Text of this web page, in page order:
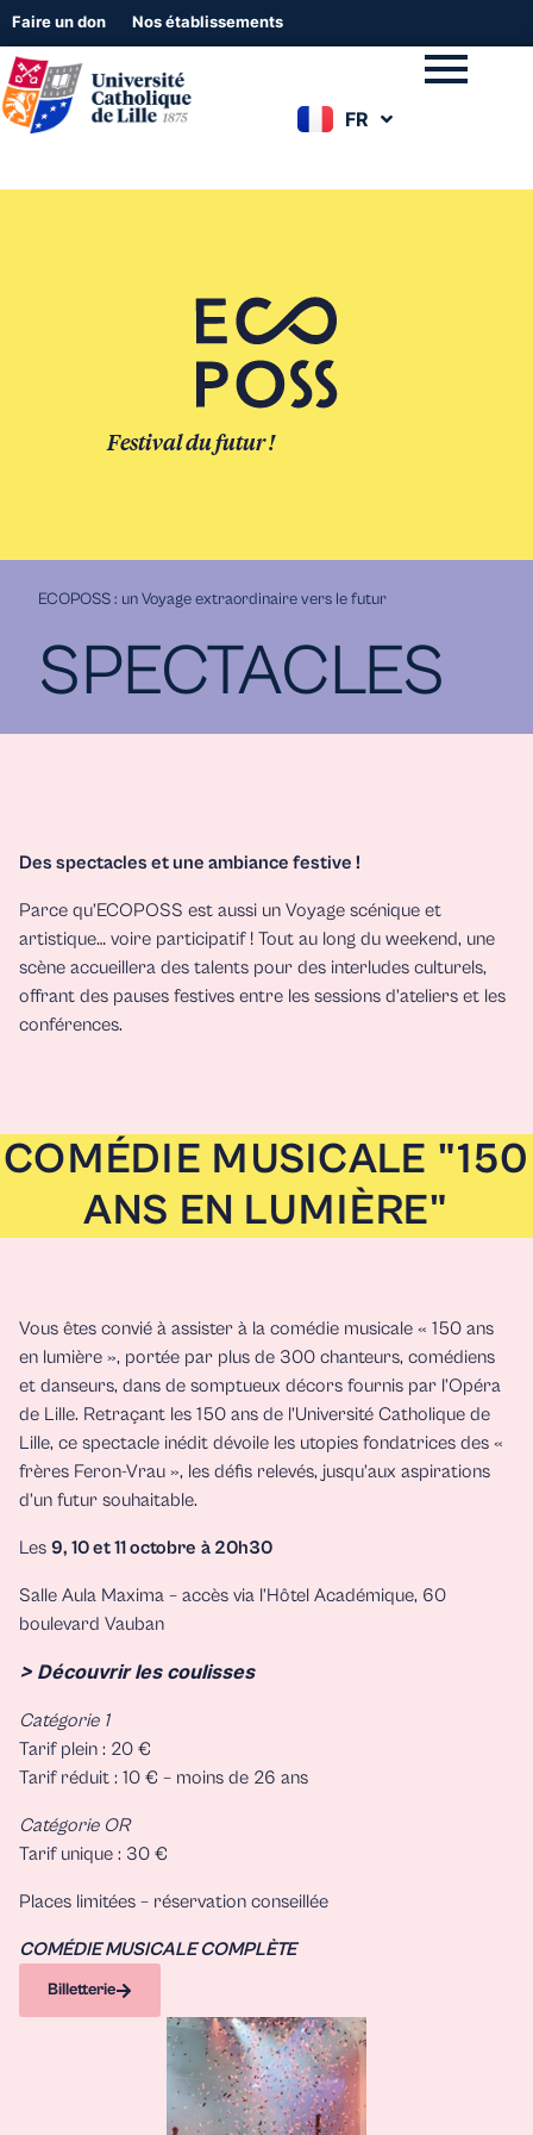
Faire un don Nos établissements
FR
EN
Festival du futur !
ECOPOSS : un Voyage extraordinaire vers le futur
SPECTACLES
Des spectacles et une ambiance festive !
Parce qu’ECOPOSS est aussi un Voyage scénique et
artistique… voire participatif ! Tout au long du weekend, une
scène accueillera des talents pour des interludes culturels,
offrant des pauses festives entre les sessions d’ateliers et les
conférences.
COMÉDIE MUSICALE "150
ANS EN LUMIÈRE"
Vous êtes convié à assister à la comédie musicale « 150 ans
en lumière », portée par plus de 300 chanteurs, comédiens
et danseurs, dans de somptueux décors fournis par l’Opéra
de Lille. Retraçant les 150 ans de l’Université Catholique de
Lille, ce spectacle inédit dévoile les utopies fondatrices des «
frères Feron-Vrau », les défis relevés, jusqu’aux aspirations
d’un futur souhaitable.
Les 9, 10 et 11 octobre à 20h30
Salle Aula Maxima – accès via l’Hôtel Académique, 60
boulevard Vauban
> Découvrir les coulisses
Catégorie 1
Tarif plein : 20 €
Tarif réduit : 10 € – moins de 26 ans
Catégorie OR
Tarif unique : 30 €
Places limitées – réservation conseillée
COMÉDIE MUSICALE COMPLÈTE
Billetterie